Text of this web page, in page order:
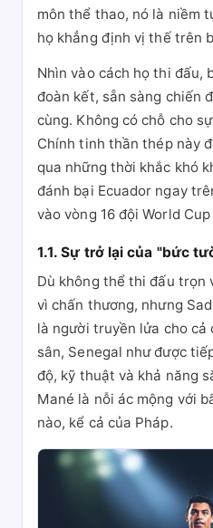
môn thể thao, nó là niềm
họ khẳng định vị thế trên
Nhìn vào cách họ thi đấu,
đoàn kết, sẵn sàng chiến
cùng. Không có chỗ cho
Chính tinh thần thép này
qua những thời khắc khó
đánh bại Ecuador ngay
vào vòng 16 đội World
1.1. Sự trở lại của "bức
Dù không thể thi đấu trọn
vì chấn thương, nhưng
là người truyền lửa cho cả
sân, Senegal như được
độ, kỹ thuật và khả năng
Mané là nỗi ác mộng với
nào, kể cả của Pháp.